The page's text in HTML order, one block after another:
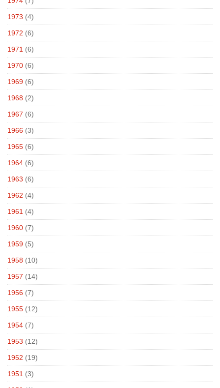
1973 (4)
1972 (6)
1971 (6)
1970 (6)
1969 (6)
1968 (2)
1967 (6)
1966 (3)
1965 (6)
1964 (6)
1963 (6)
1962 (4)
1961 (4)
1960 (7)
1959 (5)
1958 (10)
1957 (14)
1956 (7)
1955 (12)
1954 (7)
1953 (12)
1952 (19)
1951 (3)